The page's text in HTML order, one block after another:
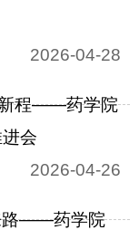
2026-04-28
新程——药学院
会
2026-04-26
路——药学院